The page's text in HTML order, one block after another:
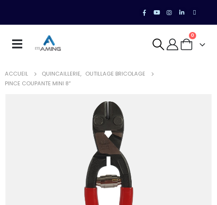
0
ACCUEIL QUINCAILLERIE, OUTILLAGE BRICOLAGE
PINCE COUPANTE MINI 8″